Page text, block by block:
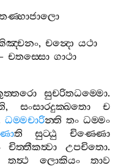
,චන්‍දො යථා
චතස‍්සො ගාථා
සුචරිතධම‍්මො.
, සංසාරදුක‍්ඛතො
ච
ධම‍්මචාරින‍්ති තං ධම‍්මං
ති සුට‍්ඨු
චිණ‍්ණො
චිත‍්තීකත්‍වා උපචිතො.
තත්‍ථ ලොකියං
තාව